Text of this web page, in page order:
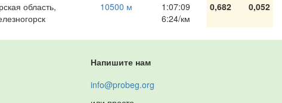
область,
10500 м
1:07:09
6:24/км
0,682 0,052
Напишите нам
info@probeg.org